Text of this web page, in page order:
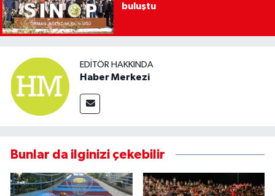
buluştu
EDITÖR HAKKINDA
Haber Merkezi
Bunlar da ilginizi çekebilir